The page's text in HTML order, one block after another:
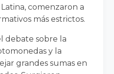
comenzaron a
más estrictos.
debate sobre la
y la
grandes sumas en